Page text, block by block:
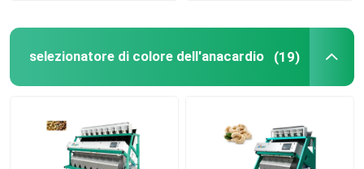
selezionatore di colore dell'anacardio (19)